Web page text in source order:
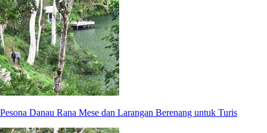
Pesona Danau Rana Mese dan Larangan Berenang untuk Turis